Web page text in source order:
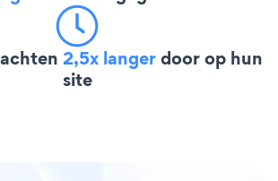
2,5x langerdoor op hun
site